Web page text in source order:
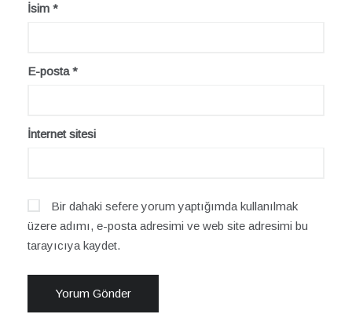
İsim *
E-posta*
İnternet sitesi
Bir dahaki sefere yorum yaptığımda kullanılmak
üzere adımı, e-posta adresimi ve web site adresimi bu
tarayıcıya kaydet.